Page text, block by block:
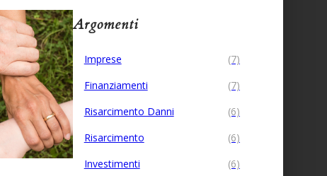
Argomenti
Imprese
(7)
Finanziamenti
(7)
Risarcimento Danni
(6)
Risarcimento
(6)
Investimenti
(6)